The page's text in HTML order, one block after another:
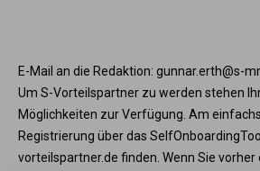
E-Mail an die Redaktion: gunnar.erth@s-
Um S-Vorteilspartner zu werden stehen
Möglichkeiten zur Verfügung. Am
Registrierung über das
vorteilspartner.de finden. Wenn Sie vorher